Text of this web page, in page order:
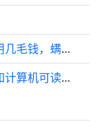
家里螨虫超级多？教你一个土办法，不用几毛钱，螨虫去无踪
机器人货物维护方法、装置、电子设备和计算机可读介质与流程